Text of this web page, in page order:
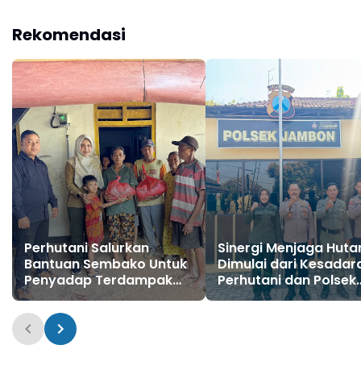
Barat
Rekomendasi
Perhutani Salurkan
Bantuan Sembako Untuk
Penyadap Terdampak
Longsor di BKPH
Ponorogo Barat
Sinergi Menjaga
Dimulai dari
Perhutani dan Polsek
Jambon Perkuat